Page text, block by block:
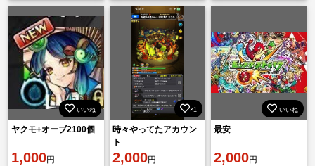
いいね
ヤクモ+オーブ2100個
1,000円
×1
時々やってたアカウン
ト
2,000円
いいね
最安
2,000円